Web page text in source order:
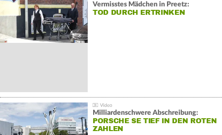
Vermisstes Mädchen in Preetz:
TOD DURCH ERTRINKEN
Milliardenschwere Abschreibung:
PORSCHE SE TIEF IN DEN ROTEN
ZAHLEN